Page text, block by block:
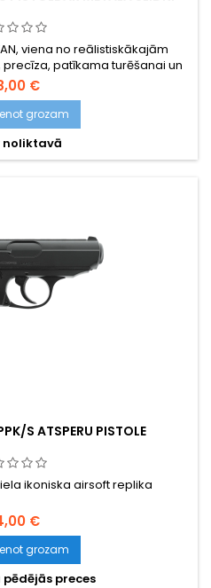
viena no reālistiskākajām
patīkama turēšanai un
un sliedi piederumu
€
grozam
noliktavā
S ATSPERU PISTOLE
ikoniska airsoft replika
€
grozam
preces